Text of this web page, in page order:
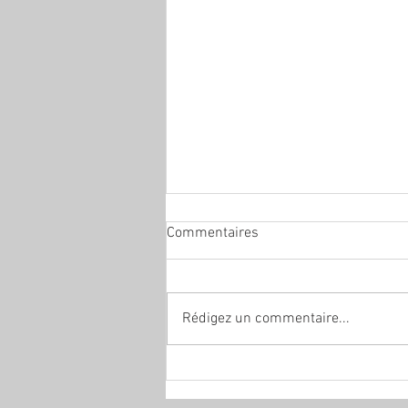
Commentaires
Rédigez un commentaire...